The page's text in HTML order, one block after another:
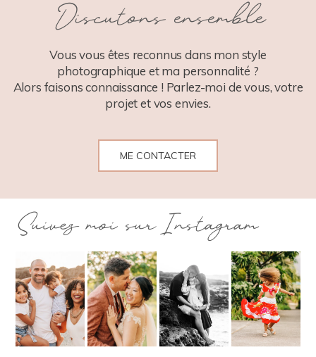
Discutons ensemble
Vous vous êtes reconnus dans mon style
photographique et ma personnalité ?
Alors faisons connaissance ! Parlez-moi de vous, votre
projet et vos envies.
ME CONTACTER
Suivez moi sur Instagram